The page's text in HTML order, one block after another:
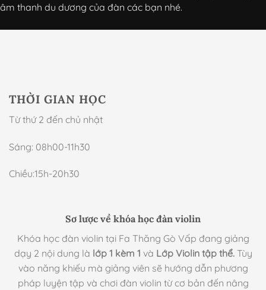
âm thanh du dương của đàn các bạn nhé.
THỜI GIAN HỌC
Từ thứ 2 đến chủ nhật
Sáng: 08h00-11h30
Chiều:15h-20h30
Sơ lược về khóa học đàn violin
Khóa học đàn violin tại Fa Thăng Gò Vấp đang giảng
dạy 2 nội dung là lớp 1 kèm 1 và Lớp Violin tập thể. Tùy
vào năng khiếu mà giảng viên sẽ hướng dẫn phương
pháp luyện tập và chơi đàn violin từ cơ bản đến nâng